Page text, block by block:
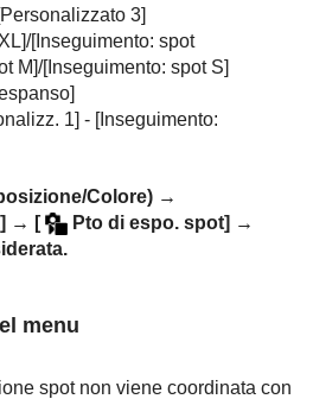
3]
/[Inseguimento: spot
M]/[Inseguimento: spot S]
1] - [Inseguimento:
Colore) →
→ [ Pto di espo. spot] →
menu
spot non viene coordinata con